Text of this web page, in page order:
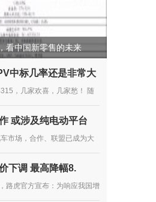
看中国新零售的未来
中标几率还是非常大
，几家欢喜，几家愁！ 随
诉情况分析》。 按分析报告
或涉及纯电动平台
市场，合作、联盟已成为大
成了联盟合作协议，大众向其
下调 最高降幅8.
路虎官方宣布：为响应我国增